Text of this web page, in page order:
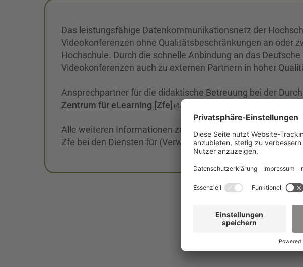
Das leistungsfähige Datenkommunikationsnetz der
Videokonferenzen ohne Qualitätsbeschränkungen an oder
Hochschule. Durch die schnelle Anbindung an das
Videokonferenzen auch zu externen Partnern in hoher
Ansprechpartner für die didaktische Betreuung bei der
Zentrum für eLearning [Zfe]
. Bei technischen Fragen
Alle weiteren Informationen zum Thema Videokonferenzen
Zfe bei den Diensten für (Verwaltungs-)Mitarbeiter